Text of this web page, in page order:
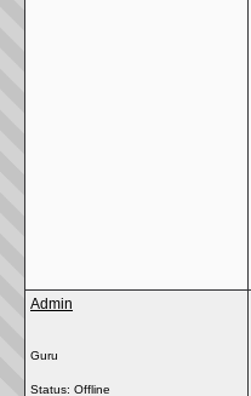
Admin
Guru
Status: Offline